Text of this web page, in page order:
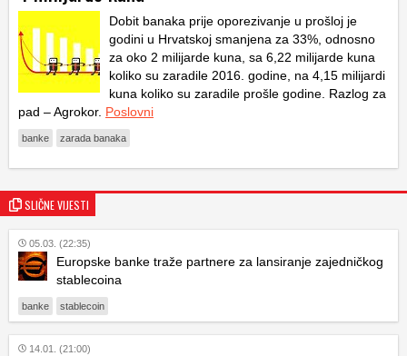
Dobit banaka prije oporezivanje u prošloj je
godini u Hrvatskoj smanjena za 33%, odnosno
za oko 2 milijarde kuna, sa 6,22 milijarde kuna
koliko su zaradile 2016. godine, na 4,15 milijardi
kuna koliko su zaradile prošle godine. Razlog za
pad – Agrokor. Poslovni
banke zarada banaka
SLIČNE VIJESTI
05.03. (22:35)
Europske banke traže partnere za lansiranje zajedničkog
stablecoina
banke stablecoin
14.01. (21:00)